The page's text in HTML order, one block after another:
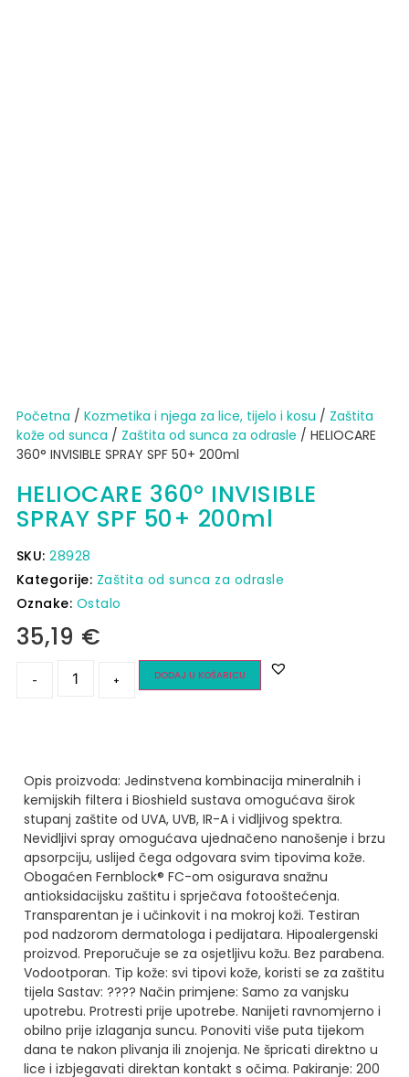
Početna / Kozmetika i njega za lice, tijelo i kosu / Zaštita
kože od sunca​ / Zaštita od sunca za odrasle / HELIOCARE
360° INVISIBLE SPRAY SPF 50+ 200ml
HELIOCARE 360° INVISIBLE
SPRAY SPF 50+ 200ml
SKU:28928
Kategorije: Zaštita od sunca za odrasle
Oznake: Ostalo
35,19 €
- + DODAJ U KOŠARICU
Opis proizvoda: Jedinstvena kombinacija mineralnih i
kemijskih filtera i Bioshield sustava omogućava širok
stupanj zaštite od UVA, UVB, IR-A i vidljivog spektra.
Nevidljivi spray omogućava ujednačeno nanošenje i brzu
apsorpciju, uslijed čega odgovara svim tipovima kože.
Obogaćen Fernblock® FC-om osigurava snažnu
antioksidacijsku zaštitu i sprječava fotooštećenja.
Transparentan je i učinkovit i na mokroj koži. Testiran
pod nadzorom dermatologa i pedijatara. Hipoalergenski
proizvod. Preporučuje se za osjetljivu kožu. Bez parabena.
Vodootporan. Tip kože: svi tipovi kože, koristi se za zaštitu
tijela Sastav: ???? Način primjene: Samo za vanjsku
upotrebu. Protresti prije upotrebe. Nanijeti ravnomjerno i
obilno prije izlaganja suncu. Ponoviti više puta tijekom
dana te nakon plivanja ili znojenja. Ne špricati direktno u
lice i izbjegavati direktan kontakt s očima. Pakiranje: 200